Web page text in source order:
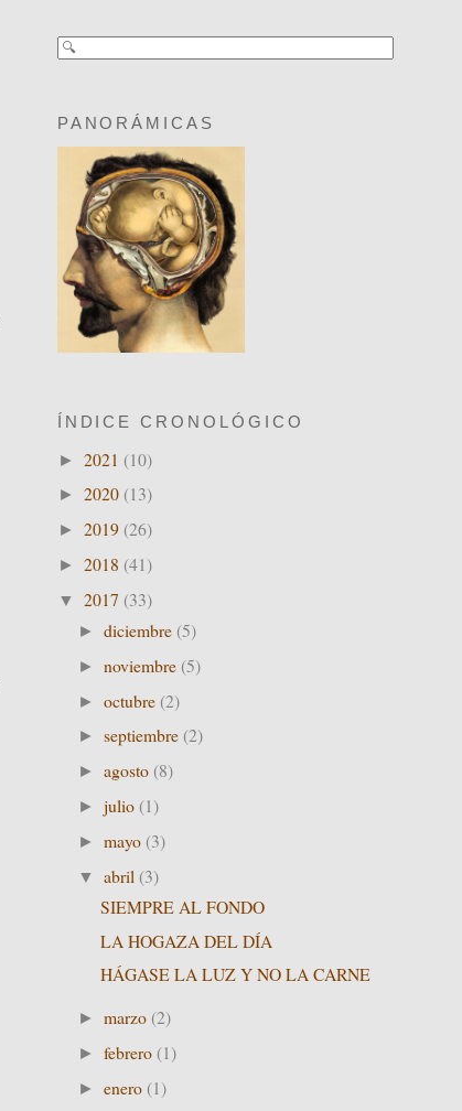
PANORÁMICAS
ÍNDICE CRONOLÓGICO
► 2021 (10)
► 2020 (13)
► 2019 (26)
► 2018 (41)
▼ 2017 (33)
►diciembre (5)
►noviembre (5)
►octubre (2)
►septiembre (2)
►agosto (8)
►julio (1)
►mayo (3)
▼abril (3)
SIEMPRE AL FONDO
LA HOGAZA DEL DÍA
HÁGASE LA LUZ Y NO LA CARNE
►marzo (2)
►febrero (1)
►enero (1)